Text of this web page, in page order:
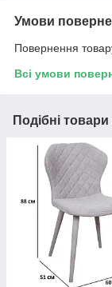
Умови
Повернення
Всі умови
Подібні товари